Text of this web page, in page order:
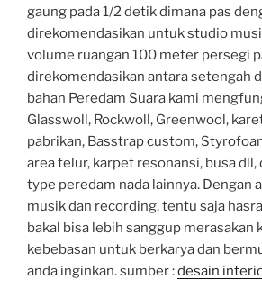
gaung pada 1/2 detik dimana pas
direkomendasikan untuk studio
volume ruangan 100 meter persegi
direkomendasikan antara setengah
bahan Peredam Suara kami
Glasswoll, Rockwoll, Greenwool,
pabrikan, Basstrap custom,
area telur, karpet resonansi, busa dll,
type peredam nada lainnya. Dengan
musik dan recording, tentu saja
bakal bisa lebih sanggup merasakan
kebebasan untuk berkarya dan
anda inginkan. sumber :desain